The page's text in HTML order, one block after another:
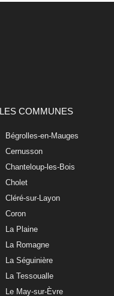
LES COMMUNES
Bégrolles-en-Mauges
Cernusson
Chanteloup-les-Bois
Cholet
Cléré-sur-Layon
Coron
La Plaine
La Romagne
La Séguinière
La Tessoualle
Le May-sur-Èvre